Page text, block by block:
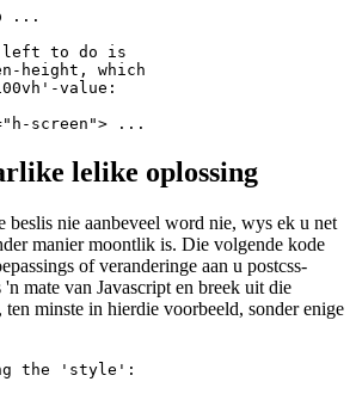
...
left to do is
height, which
lelike oplossing
nie aanbeveel word nie, wys ek u net
manier moontlik is. Die volgende kode
of veranderinge aan u postcss-
mate van Javascript en breek uit die
minste in hierdie voorbeeld, sonder enige